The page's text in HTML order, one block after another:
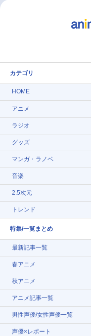
カテゴリ
HOME
アニメ
ラジオ
グッズ
マンガ・ラノベ
音楽
2.5次元
トレンド
特集/一覧まとめ
最新記事一覧
春アニメ
秋アニメ
アニメ記事一覧
男性声優/女性声優一覧
声優×レポート